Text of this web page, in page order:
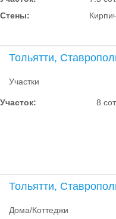
Стены:
Тольятти,
Участки
Участок: 8 сот.
Тольятти,
Дома/Коттеджи